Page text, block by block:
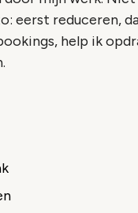
eerst reduceren,
help ik